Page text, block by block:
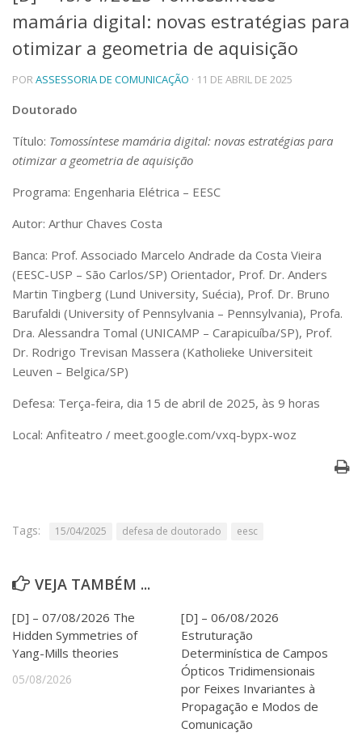
Telefones e Mapas
Pessoas
Ensino
Graduação
Educação a distância
Pesquisa e Inovação
Centros, Núcleos e Projetos em Rede
Iniciação Científica
Transferência de Tecnologia
Empresas Juniores
Extensão à Comunidade
Projetos, Programas e Cursos
Artes, Cultura e Esportes
Museus e Espaços Interativos
Serviços
Apoio ao Estudante
Segurança, Trânsito e Prevenção
RH, Administrativo e Financeiro
Aplicativos e Sites
Defesa de Teses
mamária digital: novas estratégias para
otimizar a geometria de aquisição
PORASSESSORIA DE COMUNICAÇÃO · 11 DE ABRIL DE 2025
Doutorado
Título: Tomossíntese mamária digital: novas estratégias para
otimizar a geometria de aquisição
Programa: Engenharia Elétrica – EESC
Autor: Arthur Chaves Costa
Banca: Prof. Associado Marcelo Andrade da Costa Vieira
(EESC-USP – São Carlos/SP) Orientador, Prof. Dr. Anders
Martin Tingberg (Lund University, Suécia), Prof. Dr. Bruno
Barufaldi (University of Pennsylvania – Pennsylvania), Profa.
Dra. Alessandra Tomal (UNICAMP – Carapicuíba/SP), Prof.
Dr. Rodrigo Trevisan Massera (Katholieke Universiteit
Leuven – Belgica/SP)
Defesa: Terça-feira, dia 15 de abril de 2025, às 9 horas
Local: Anfiteatro / meet.google.com/vxq-bypx-woz
Tags: 15/04/2025 defesa de doutorado eesc
VEJA TAMBÉM ...
[D] – 07/08/2026 The
Hidden Symmetries of
Yang-Mills theories
05/08/2026
[D] – 06/08/2026
Estruturação
Determinística de Campos
Ópticos Tridimensionais
por Feixes Invariantes à
Propagação e Modos de
Comunicação